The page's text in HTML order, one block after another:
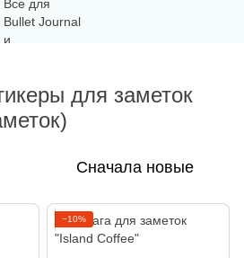
для заметок
Сначала новые
−10%